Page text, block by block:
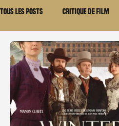
Tous les posts Critique de film
Laurent Scherlen Memento
Stéfanie Rossier Streaming